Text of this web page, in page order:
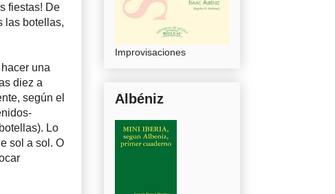
fiestas! De
las botellas,
una
diez a
según el
Lo
sol a sol. O
Improvisaciones
Albéniz